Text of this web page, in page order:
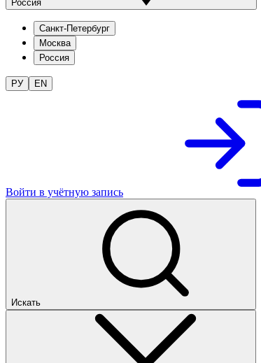
Россия
Санкт-Петербург
Москва
Россия
РУ EN
Войти в учётную запись
Искать